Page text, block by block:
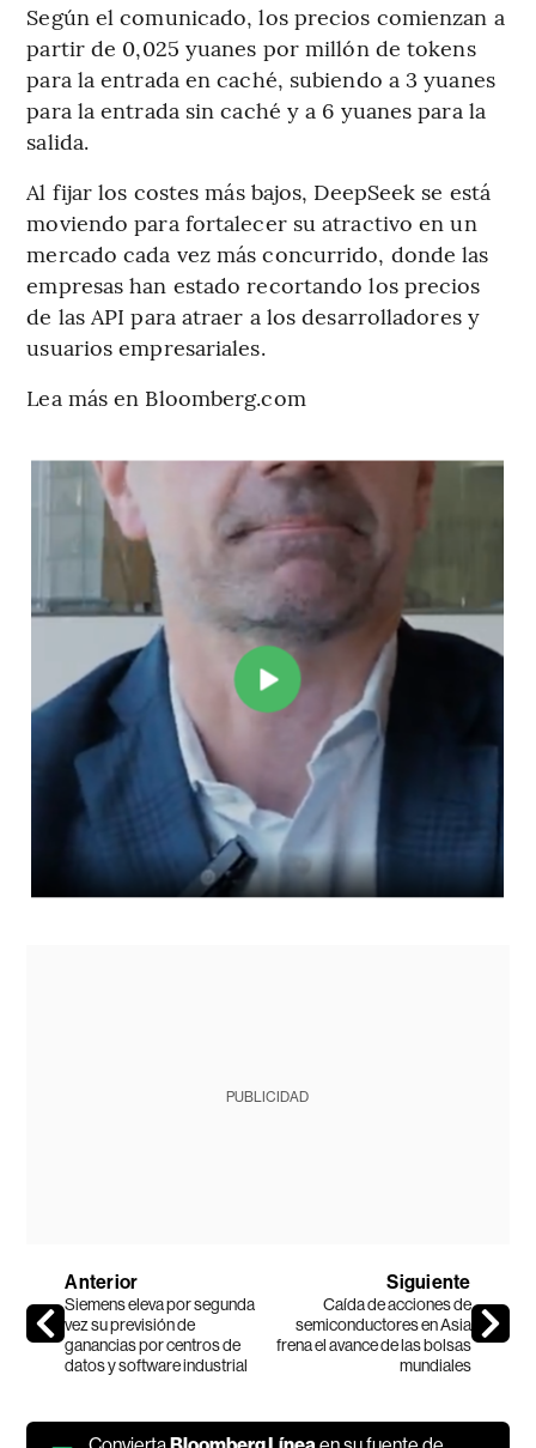
Según el comunicado, los precios comienzan a
partir de 0,025 yuanes por millón de tokens
para la entrada en caché, subiendo a 3 yuanes
para la entrada sin caché y a 6 yuanes para la
salida.
Al fijar los costes más bajos, DeepSeek se está
moviendo para fortalecer su atractivo en un
mercado cada vez más concurrido, donde las
empresas han estado recortando los precios
de las API para atraer a los desarrolladores y
usuarios empresariales.
Lea más en Bloomberg.com
PUBLICIDAD
Anterior
Siemens eleva por segunda
vez su previsión de
ganancias por centros de
datos y software industrial
Siguiente
Caída de acciones de
semiconductores en Asia
frena el avance de las bolsas
mundiales